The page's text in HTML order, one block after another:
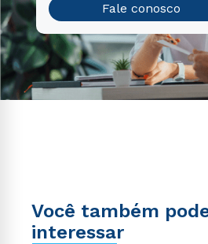
Fale conosco
Você também
interessar